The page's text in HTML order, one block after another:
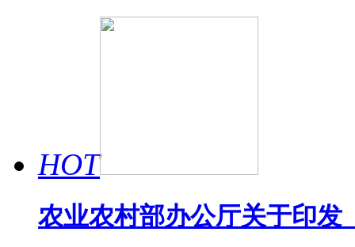
HOT
农业农村部办公厅关于印发